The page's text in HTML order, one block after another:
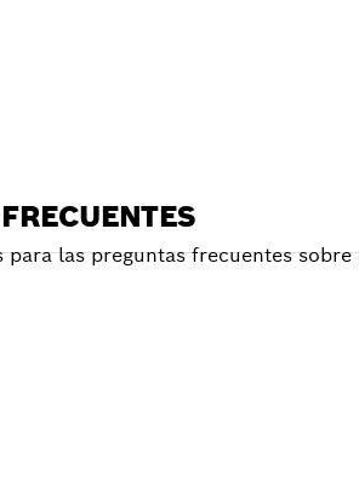
para las preguntas frecuentes sobre